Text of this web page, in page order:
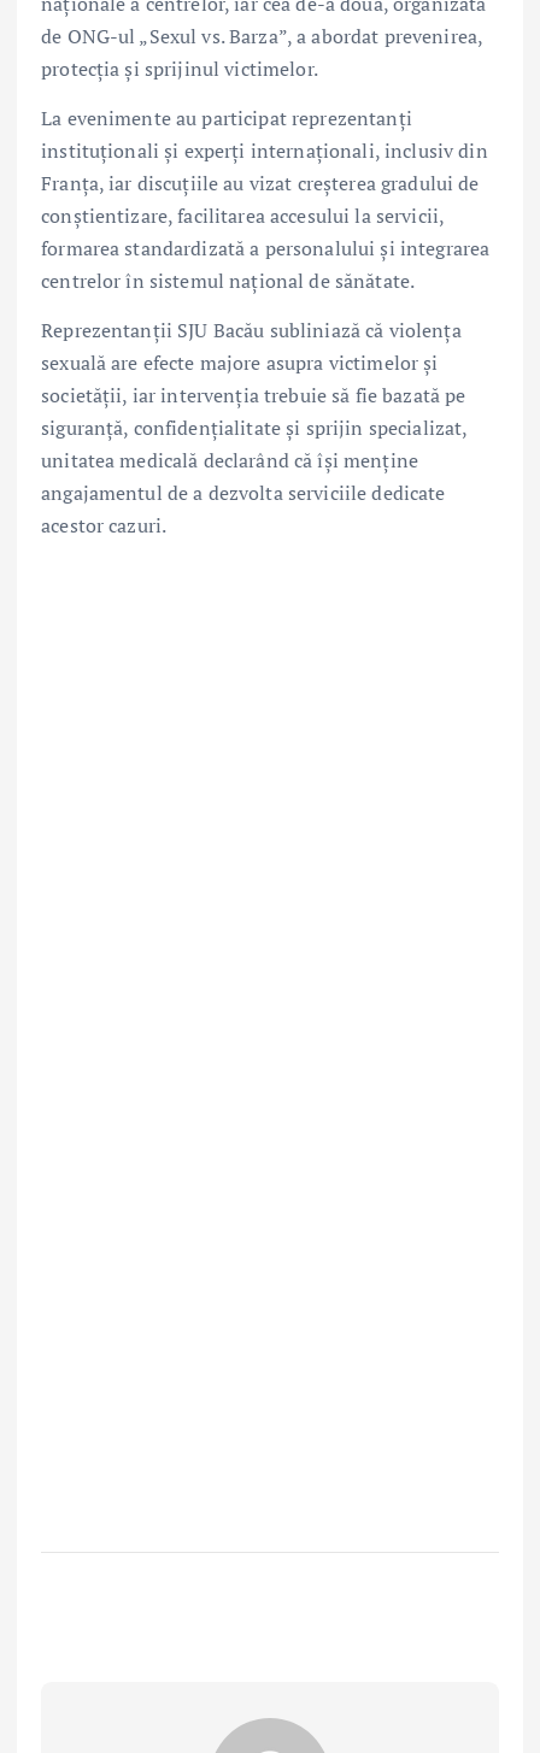
de ONG-ul „Sexul vs. Barza”, a abordat prevenirea,
protecția și sprijinul victimelor.
La evenimente au participat reprezentanți
instituționali și experți internaționali, inclusiv din
Franța, iar discuțiile au vizat creșterea gradului de
conștientizare, facilitarea accesului la servicii,
formarea standardizată a personalului și integrarea
centrelor în sistemul național de sănătate.
Reprezentanții SJU Bacău subliniază că violența
sexuală are efecte majore asupra victimelor și
societății, iar intervenția trebuie să fie bazată pe
siguranță, confidențialitate și sprijin specializat,
unitatea medicală declarând că își menține
angajamentul de a dezvolta serviciile dedicate
acestor cazuri.